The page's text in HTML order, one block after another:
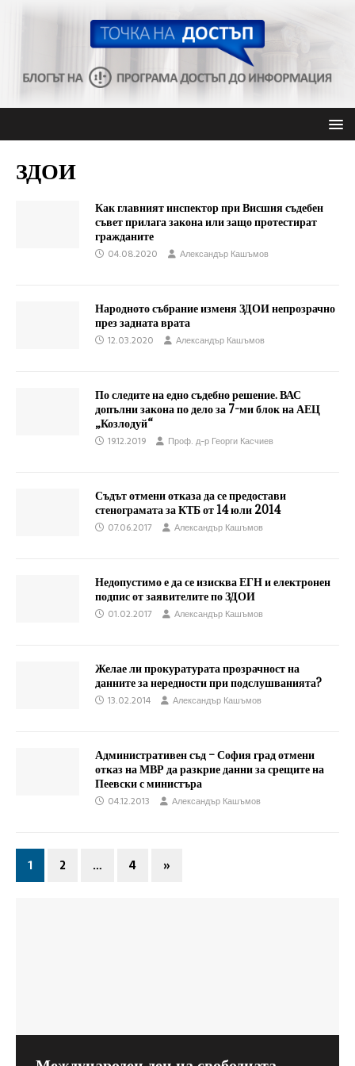
ЗДОИ
Как главният инспектор при Висшия съдебен
съвет прилага закона или защо протестират
гражданите
04.08.2020 Александър Кашъмов
Народното събрание изменя ЗДОИ непрозрачно
през задната врата
12.03.2020 Александър Кашъмов
По следите на едно съдебно решение. ВАС
допълни закона по дело за 7-ми блок на АЕЦ
„Козлодуй“
19.12.2019 Проф. д-р Георги Касчиев
Съдът отмени отказа да се предостави
стенограмата за КТБ от 14 юли 2014
07.06.2017 Александър Кашъмов
Недопустимо е да се изисква ЕГН и електронен
подпис от заявителите по ЗДОИ
01.02.2017 Александър Кашъмов
Желае ли прокуратурата прозрачност на
данните за нередности при подслушванията?
13.02.2014 Александър Кашъмов
Административен съд – София град отмени
отказ на МВР да разкрие данни за срещите на
Пеевски с министъра
04.12.2013 Александър Кашъмов
1 2 … 4 »